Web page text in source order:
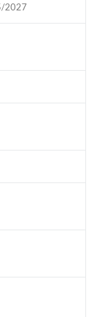
2027